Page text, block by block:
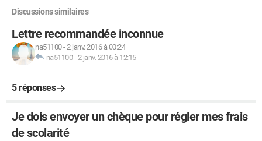
Discussions similaires
Lettre recommandée inconnue
na51100-2 janv. 2016 à 00:24
na51100-2 janv. 2016 à 12:15
5 réponses
Je dois envoyer un chèque pour régler mes frais
de scolarité